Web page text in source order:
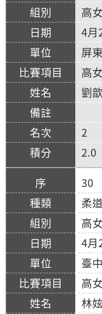
高
4月
屏
高
劉
2
2.0
30
柔道
高
4月
臺
高
林妶